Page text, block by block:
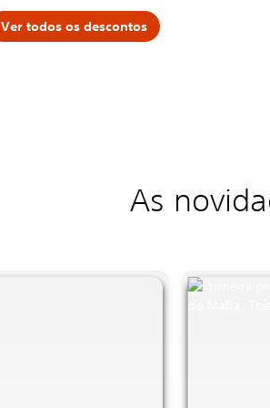
Ver todos os descontos
As